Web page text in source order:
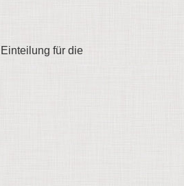
für die